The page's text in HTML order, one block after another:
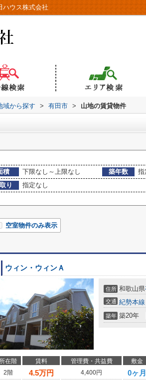
ハウス株式会社
域から探す > 有田市 > 山地の賃貸物件
積 下限なし～上限なし 築年数
指
り
指定なし
空室物件のみ表示
ウィン・ウィンＡ
住所 和歌山県
交通 紀勢本線
築年 築20年
所在階 賃料 管理費・共益費 敷金
2階
4.5万円 4,400円 0ヶ月